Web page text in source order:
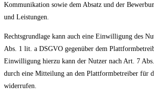
Kommunikation sowie dem Absatz und der
und Leistungen.
Rechtsgrundlage kann auch eine Einwilligung des
Abs. 1 lit. a DSGVO gegenüber dem
Einwilligung hierzu kann der Nutzer nach Art. 7
durch eine Mitteilung an den Plattformbetreiber für
widerrufen.